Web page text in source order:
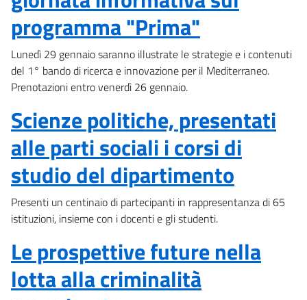
programma "Prima"
Lunedì 29 gennaio saranno illustrate le strategie e i contenuti
del 1° bando di ricerca e innovazione per il Mediterraneo.
Prenotazioni entro venerdì 26 gennaio.
Scienze politiche, presentati
alle parti sociali i corsi di
studio del dipartimento
Presenti un centinaio di partecipanti in rappresentanza di 65
istituzioni, insieme con i docenti e gli studenti.
Le prospettive future nella
lotta alla criminalità